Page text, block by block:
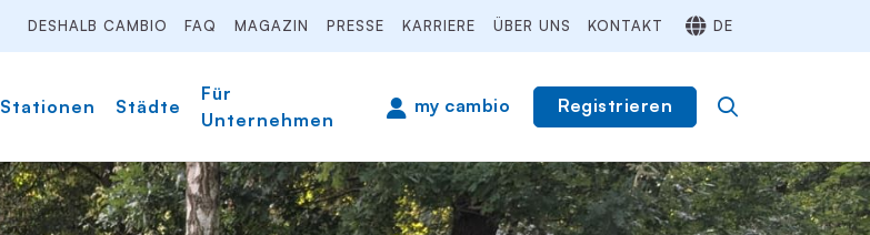
DESHALB CAMBIO FAQ MAGAZIN PRESSE KARRIERE ÜBER UNS KONTAKT DE
Stationen Städte
Für
Unternehmen
my cambio Registrieren